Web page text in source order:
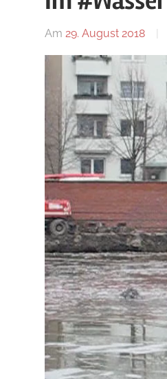
Blog
Am 29. August 2018
Video-
Player